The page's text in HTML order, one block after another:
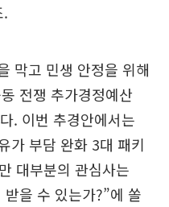
.
막고 민생 안정을 위해
전쟁 추가경정예산
. 이번 추경안에서는
가 부담 완화 3대 패키
대부분의 관심사는
을 수 있는가?”에 쏠